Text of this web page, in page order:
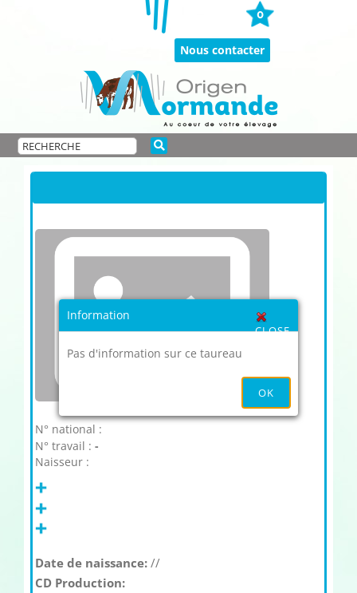
0
Nous contacter
N° national :
N° travail : -
Naisseur :
Date de naissance://
CD Production:
Information
CLOSE
Pas d'information sur ce taureau
OK